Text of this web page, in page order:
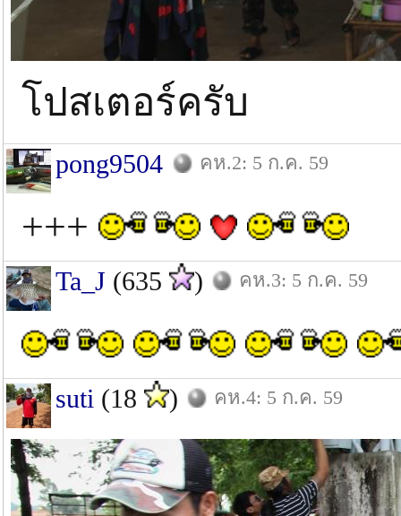
โปสเตอร์ครับ
pong9504 คห.2: 5 ก.ค. 59
+++
Ta_J (635 ) คห.3: 5 ก.ค. 59
suti (18 ) คห.4: 5 ก.ค. 59